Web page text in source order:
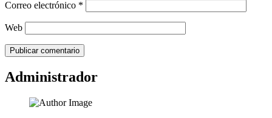
Correo electrónico *
Web
Administrador